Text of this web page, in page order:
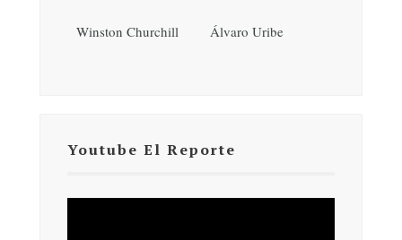
Winston Churchill Álvaro Uribe
Youtube El Reporte